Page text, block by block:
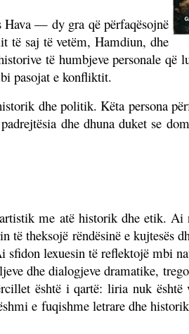
Hava — dy gra që përfaqësojnë
të saj të vetëm, Hamdiun, dhe
të humbjeve personale
pasojat e konfliktit.
dhe politik. Këta persona
dhe dhuna duket se
me atë historik dhe etik.
të theksojë rëndësinë e kujtesës
lexuesin të reflektojë mbi
dhe dialogjeve dramatike,
është i qartë: liria nuk
e fuqishme letrare dhe